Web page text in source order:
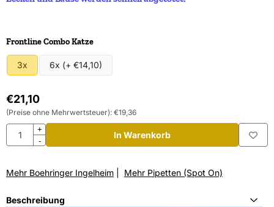
Eine Auswahl treffen für
Frontline Combo Katze
3x 6x (+ €14,10)
€21,10
(Preise ohne Mehrwertsteuer): €19,36
Anzahl
+
-
In Warenkorb
Mehr Boehringer Ingelheim Mehr Pipetten (Spot On)
Beschreibung